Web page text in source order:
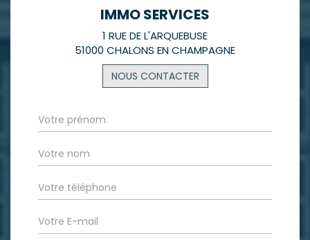
IMMO SERVICES
1 RUE DE L'ARQUEBUSE
51000 CHALONS EN CHAMPAGNE
NOUS CONTACTER